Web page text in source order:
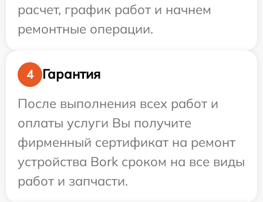
расчет, график работ и начнем
ремонтные операции.
4
Гарантия
После выполнения всех работ и
оплаты услуги Вы получите
фирменный сертификат на ремонт
устройства Bork сроком на все виды
работ и запчасти.